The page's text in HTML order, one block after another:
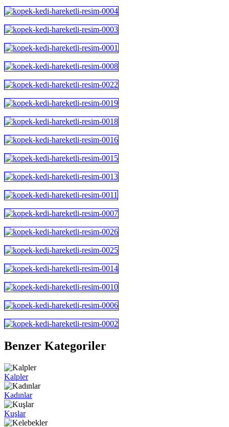
Benzer Kategoriler
Kalpler
Kadınlar
Kuşlar